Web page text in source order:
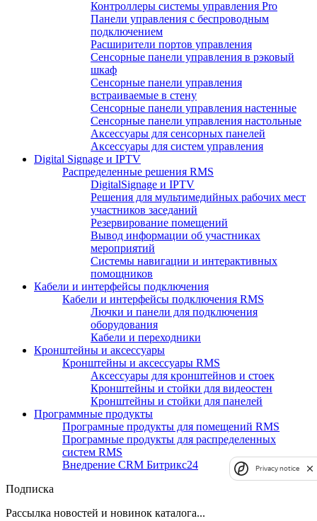
Контроллеры системы управления Pro
Панели управления с беспроводным
подключением
Расширители портов управления
Сенсорные панели управления в рэковый
шкаф
Сенсорные панели управления
встраиваемые в стену
Сенсорные панели управления настенные
Сенсорные панели управления настольные
Аксессуары для сенсорных панелей
Аксессуары для систем управления
Digital Signage и IPTV
Распределенные решения RMS
DigitalSignage и IPTV
Решения для мультимедийных рабочих мест
участников заседаний
Резервирование помещений
Вывод информации об участниках
мероприятий
Системы навигации и интерактивных
помощников
Кабели и интерфейсы подключения
Кабели и интерфейсы подключения RMS
Лючки и панели для подключения
оборудования
Кабели и переходники
Кронштейны и аксессуары
Кронштейны и аксессуары RMS
Аксессуары для кронштейнов и стоек
Кронштейны и стойки для видеостен
Кронштейны и стойки для панелей
Программные продукты
Програмные продукты для помещений RMS
Програмные продукты для распределенных
систем RMS
Внедрение CRM Битрикс24
Подписка
Рассылка новостей и новинок каталога...
Privacy notice